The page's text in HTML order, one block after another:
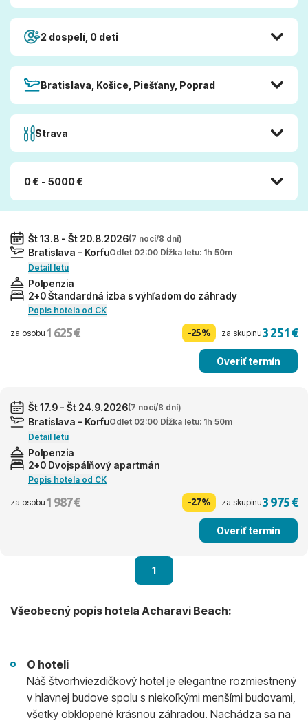
2 dospelí, 0 deti
Bratislava, Košice, Piešťany, Poprad
Strava
0 € - 5000 €
Št 13.8 - Št 20.8.2026(7 nocí/8 dní)
Bratislava - KorfuOdlet 02:00 Dĺžka letu: 1h 50m
Detail letu
Polpenzia
2+0 Štandardná izba s výhľadom do záhrady
Popis hotela od CK
za osobu 1 625 € -25% za skupinu3 251 €
Overiť termín
Št 17.9 - Št 24.9.2026(7 nocí/8 dní)
Bratislava - KorfuOdlet 02:00 Dĺžka letu: 1h 50m
Detail letu
Polpenzia
2+0 Dvojspálňový apartmán
Popis hotela od CK
za osobu 1 987 € -27% za skupinu3 975 €
Overiť termín
1
Všeobecný popis hotela Acharavi Beach:
O hoteli
Náš štvorhviezdičkový hotel je elegantne rozmiestnený
v hlavnej budove spolu s niekoľkými menšími budovami,
všetky obklopené krásnou záhradou. Nachádza sa na